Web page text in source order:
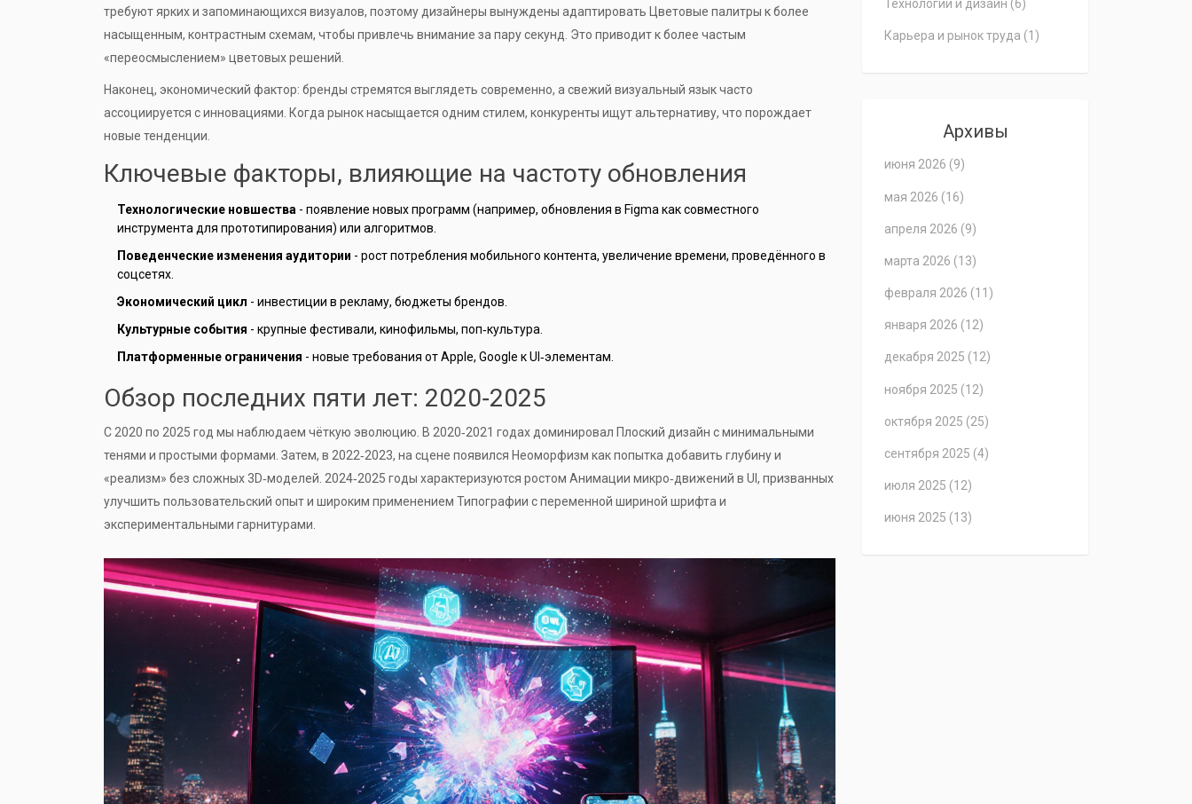
требуют ярких и запоминающихся визуалов, поэтому дизайнеры вынуждены адаптировать Цветовые палитры к более
насыщенным, контрастным схемам, чтобы привлечь внимание за пару секунд . Это приводит к более частым
«переосмыслением» цветовых решений.
Наконец, экономический фактор: бренды стремятся выглядеть современно, а свежий визуальный язык часто
ассоциируется с инновациями. Когда рынок насыщается одним стилем, конкуренты ищут альтернативу, что порождает
новые тенденции.
Ключевые факторы, влияющие на частоту обновления
Технологические новшества - появление новых программ (например, обновления в Figma как совместного
инструмента для прототипирования) или алгоритмов.
Поведенческие изменения аудитории - рост потребления мобильного контента, увеличение времени, проведённого в
соцсетях.
Экономический цикл - инвестиции в рекламу, бюджеты брендов.
Культурные события - крупные фестивали, кинофильмы, поп‑культура.
Платформенные ограничения - новые требования от Apple, Google к UI‑элементам.
Обзор последних пяти лет: 2020‑2025
С 2020 по 2025 год мы наблюдаем чёткую эволюцию. В 2020‑2021 годах доминировал Плоский дизайн с минимальными
тенями и простыми формами . Затем, в 2022‑2023, на сцене появился Неоморфизм как попытка добавить глубину и
«реализм» без сложных 3D‑моделей . 2024‑2025 годы характеризуются ростом Анимации микро‑движений в UI, призванных
улучшить пользовательский опыти широким применением Типографии с переменной шириной шрифта и
экспериментальными гарнитурами
Технологии и дизайн (6)
Карьера и рынок труда (1)
Архивы
июня 2026 (9)
мая 2026 (16)
апреля 2026 (9)
марта 2026 (13)
февраля 2026 (11)
января 2026 (12)
декабря 2025 (12)
ноября 2025 (12)
октября 2025 (25)
сентября 2025 (4)
июля 2025 (12)
июня 2025 (13)